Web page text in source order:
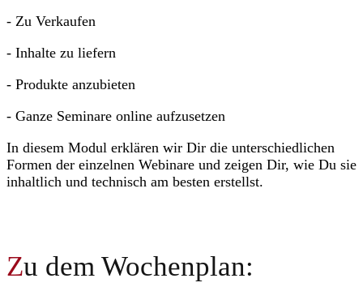
- Zu Verkaufen
- Inhalte zu liefern
- Produkte anzubieten
- Ganze Seminare online aufzusetzen
In diesem Modul erklären wir Dir die unterschiedlichen
Formen der einzelnen Webinare und zeigen Dir, wie Du sie
inhaltlich und technisch am besten erstellst.
Zu dem Wochenplan: